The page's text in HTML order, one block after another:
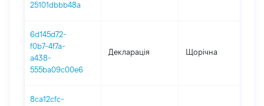
25101dbbb48a
6d145d72-
f0b7-4f7a-
a438-
555ba09c00e6
Декларація Щорічна
8ca12cfc-